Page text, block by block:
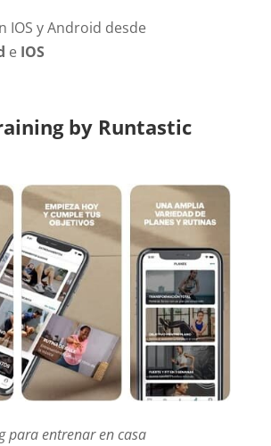
IOS y Android desde
eIOS
by Runtastic
para entrenar en casa